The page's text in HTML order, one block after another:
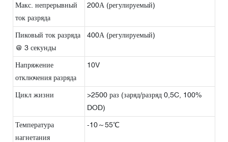
Макс. непрерывный
ток разряда
200А (регулируемый)
Пиковый ток разряда
@ 3 секунды
400А (регулируемый)
Напряжение
отключения разряда
10V
Цикл жизни
>2500 раз (заряд/разряд 0,5C, 100%
DOD)
Температура
нагнетания
-10～55℃